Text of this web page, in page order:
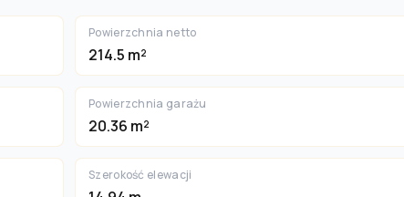
Powierzchnia netto
214.5 m²
Powierzchnia garażu
20.36 m²
Szerokość elewacji